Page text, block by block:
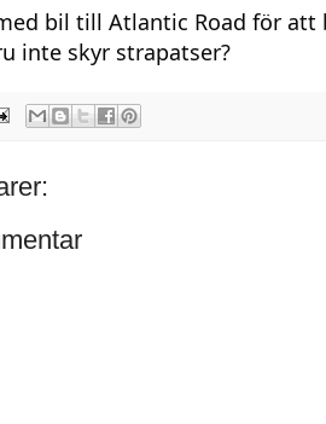
bil till Atlantic Road för att
inte skyr strapatser?